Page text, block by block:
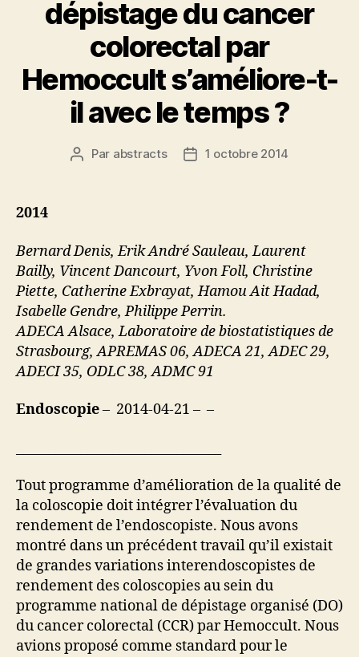
dépistage du cancer
colorectal par
Hemoccult s’améliore-t-
il avec le temps ?
Auteur
Par abstracts
Date1 octobre 2014
2014
Bernard Denis, Erik André Sauleau, Laurent
Bailly, Vincent Dancourt, Yvon Foll, Christine
Piette, Catherine Exbrayat, Hamou Ait Hadad,
Isabelle Gendre, Philippe Perrin.
ADECA Alsace, Laboratoire de biostatistiques de
Strasbourg, APREMAS 06, ADECA 21, ADEC 29,
ADECI 35, ODLC 38, ADMC 91
Endoscopie– 2014-04-21 – –
Tout programme d’amélioration de la qualité de
la coloscopie doit intégrer l’évaluation du
rendement de l’endoscopiste. Nous avons
montré dans un précédent travail qu’il existait
de grandes variations interendoscopistes de
rendement des coloscopies au sein du
programme national de dépistage organisé (DO)
du cancer colorectal (CCR) par Hemoccult. Nous
avions proposé comme standard pour le